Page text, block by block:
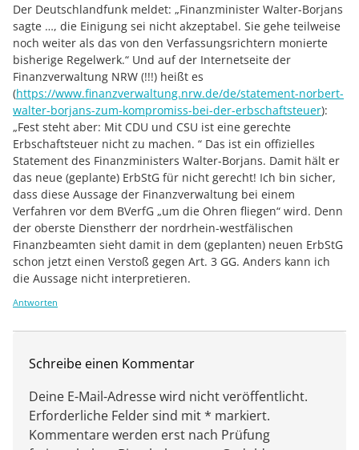
Der Deutschlandfunk meldet: „Finanzminister Walter-Borjans
sagte …, die Einigung sei nicht akzeptabel. Sie gehe teilweise
noch weiter als das von den Verfassungsrichtern monierte
bisherige Regelwerk.“ Und auf der Internetseite der
Finanzverwaltung NRW (!!!) heißt es
(https://www.finanzverwaltung.nrw.de/de/statement-norbert-
walter-borjans-zum-kompromiss-bei-der-erbschaftsteuer):
„Fest steht aber: Mit CDU und CSU ist eine gerechte
Erbschaftsteuer nicht zu machen. “ Das ist ein offizielles
Statement des Finanzministers Walter-Borjans. Damit hält er
das neue (geplante) ErbStG für nicht gerecht! Ich bin sicher,
dass diese Aussage der Finanzverwaltung bei einem
Verfahren vor dem BVerfG „um die Ohren fliegen“ wird. Denn
der oberste Dienstherr der nordrhein-westfälischen
Finanzbeamten sieht damit in dem (geplanten) neuen ErbStG
schon jetzt einen Verstoß gegen Art. 3 GG. Anders kann ich
die Aussage nicht interpretieren.
Antworten
Schreibe einen Kommentar
Deine E-Mail-Adresse wird nicht veröffentlicht.
Erforderliche Felder sind mit * markiert.
Kommentare werden erst nach Prüfung